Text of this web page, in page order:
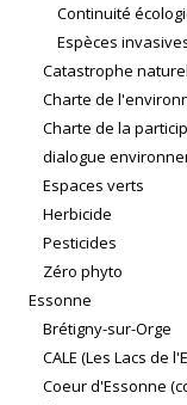
Continuité
Espèces
Catastrophe
Charte de
Charte de la
dialogue
Espaces verts
Herbicide
Pesticides
Zéro phyto
Essonne
Brétigny-sur-Orge
CALE (Les Lacs de
Coeur d'Essonne